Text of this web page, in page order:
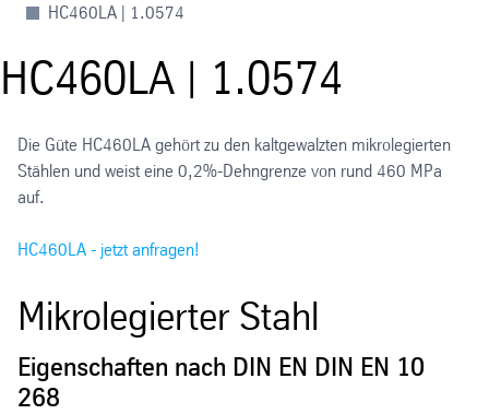
HC460LA | 1.0574
HC460LA | 1.0574
Die Güte HC460LA gehört zu den kaltgewalzten mikrolegierten
Stählen und weist eine 0,2%-Dehngrenze von rund 460 MPa
auf.
HC460LA - jetzt anfragen!
Mikrolegierter Stahl
Eigenschaften nach DIN EN DIN EN 10
268